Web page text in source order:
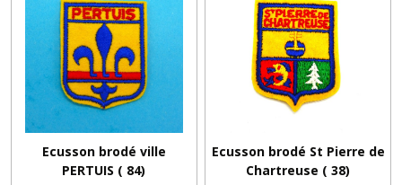
Ecusson brodé ville
PERTUIS ( 84)
Ecusson brodé St Pierre de
Chartreuse ( 38)